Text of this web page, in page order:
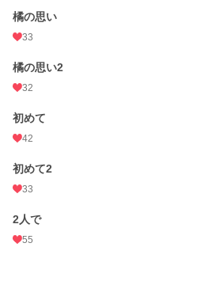
橘の思い
33
橘の思い2
32
初めて
42
初めて2
33
2人で
55